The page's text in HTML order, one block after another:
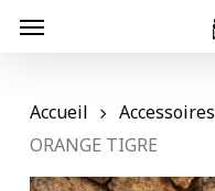
Menu
Accueil Accessoires
ORANGE TIGRE